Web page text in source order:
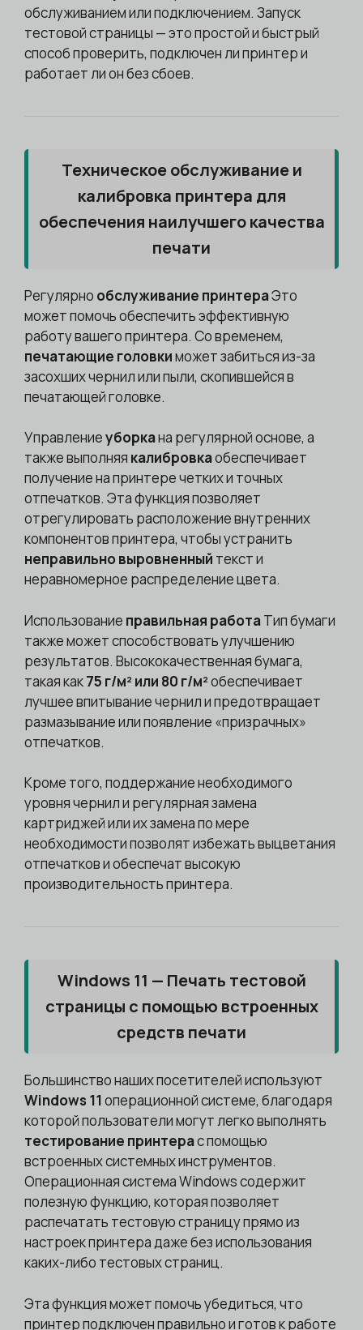
обслуживанием или подключением. Запуск
тестовой страницы — это простой и быстрый
способ проверить, подключен ли принтер и
работает ли он без сбоев.
Техническое обслуживание и
калибровка принтера для
обеспечения наилучшего качества
печати
Регулярно обслуживание принтераЭто
может помочь обеспечить эффективную
работу вашего принтера. Со временем,
печатающие головкиможет забиться из-за
засохших чернил или пыли, скопившейся в
печатающей головке.
Управлениеуборкана регулярной основе, а
также выполняя калибровкаобеспечивает
получение на принтере четких и точных
отпечатков. Эта функция позволяет
отрегулировать расположение внутренних
компонентов принтера, чтобы устранить
неправильно выровненный текст и
неравномерное распределение цвета.
Использование правильная работаТип бумаги
также может способствовать улучшению
результатов. Высококачественная бумага,
такая как75 г/м² или 80 г/м²обеспечивает
лучшее впитывание чернил и предотвращает
размазывание или появление «призрачных»
отпечатков.
Кроме того, поддержание необходимого
уровня чернил и регулярная замена
картриджей или их замена по мере
необходимости позволят избежать выцветания
отпечатков и обеспечат высокую
производительность принтера.
Windows 11 — Печать тестовой
страницы с помощью встроенных
средств печати
Большинство наших посетителей используют
Windows 11операционной системе, благодаря
которой пользователи могут легко выполнять
тестирование принтерас помощью
встроенных системных инструментов.
Операционная система Windows содержит
полезную функцию, которая позволяет
распечатать тестовую страницу прямо из
настроек принтера даже без использования
каких-либо тестовых страниц.
Эта функция может помочь убедиться, что
принтер подключен правильно и готов к работе